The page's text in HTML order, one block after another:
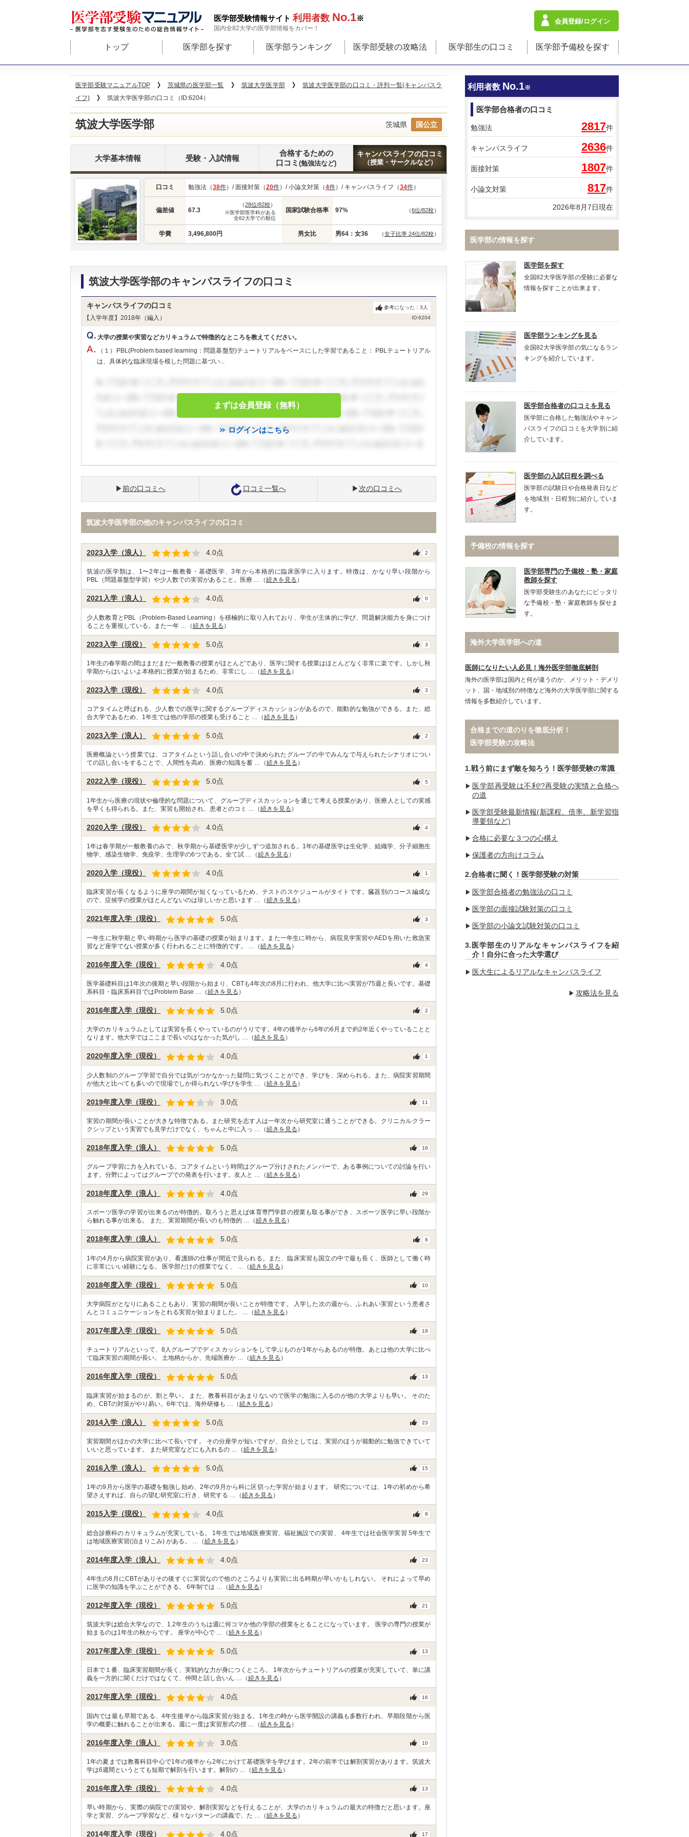
医学部受験情報サイト 利用者数 No.1※
国内全82大学の医学部情報をカバー！
会員登録/ログイン
トップ 医学部を探す 医学部ランキング 医学部受験の攻略法 医学部生の口コミ 医学部予備校を探す
医学部受験マニュアルTOP 茨城県の医学部一覧 筑波大学医学部
筑波大学医学部の口コミ・評判一覧(キャンパスラ
イフ)
筑波大学医学部の口コミ（ID:6204）
筑波大学医学部 茨城県 国公立
大学基本情報 受験・入試情報
合格するための
口コミ (勉強法など)
キャンパスライフの口コミ
（授業・サークルなど）
口コミ 勉強法（38件）/ 面接対策（20件）/ 小論文対策（4件）/ キャンパスライフ（34件）
偏差値 67.3
（28位/82校）
※医学部医学科がある
全82大学での順位
国家試験合格率 97% （6位/82校）
学費 3,496,800円 男女比 男64：女36 （女子比率 24位/82校）
筑波大学医学部のキャンパスライフの口コミ
キャンパスライフの口コミ
【入学年度】2018年（編入） ID:6204
参考になった： 3 人
大学の授業や実習などカリキュラムで特徴的なところを教えてください。
（１）PBL(Problem based learning：問題基盤型)テュートリアルをベースにした学習であること： PBLテュートリアル
は、具体的な臨床現場を模した問題に基づい...
まずは会員登録（無料）
ログインはこちら
前の口コミへ 口コミ一覧へ 次の口コミへ
筑波大学医学部の他のキャンパスライフの口コミ
2023入学（浪人） 4.0点 2
筑波の医学類は、1〜2年は一般教養・基礎医学、3年から本格的に臨床医学に入ります。特徴は、かなり早い段階から
PBL（問題基盤型学習）や少人数での実習があること。医療 …（続きを見る ）
2021入学（浪人） 4.0点 0
少人数教育とPBL（Problem-Based Learning）を積極的に取り入れており、学生が主体的に学び、問題解決能力を身につけ
ることを重視している。また一年 …（続きを見る ）
2023入学（現役） 5.0点 3
1年生の春学期の間はまだまだ一般教養の授業がほとんどであり、医学に関する授業はほとんどなく非常に楽です。しかし秋
学期からはいよいよ本格的に授業が始まるため、非常にし …（続きを見る ）
2023入学（現役） 4.0点 3
コアタイムと呼ばれる、少人数での医学に関するグループディスカッションがあるので、能動的な勉強ができる。また、総
合大学であるため、1年生では他の学部の授業も受けること …（続きを見る ）
2023入学（浪人） 5.0点 2
医療概論という授業では、コアタイムという話し合いの中で決められたグループの中でみんなで与えられたシナリオについ
ての話し合いをすることで、人間性を高め、医療の知識を蓄 …（続きを見る ）
2022入学（現役） 5.0点 5
1年生から医療の現状や倫理的な問題について、グループディスカッションを通じて考える授業があり、医療人としての実感
を早くも得られる。また、実習も開始され、患者とのコミ …（続きを見る ）
2020入学（現役） 4.0点 4
1年は春学期が一般教養のみで、秋学期から基礎医学が少しずつ追加される。1年の基礎医学は生化学、組織学、分子細胞生
物学、感染生物学、免疫学、生理学の6つである。全て試 …（続きを見る ）
2020入学（現役） 4.0点 1
臨床実習が長くなるように座学の期間が短くなっているため、テストのスケジュールがタイトです。臓器別のコース編成な
ので、症候学の授業がほとんどないのは珍しいかと思います …（続きを見る ）
2021年度入学（現役） 5.0点 3
一年生に秋学期と早い時期から医学の基礎の授業が始まります。また一年生に時から、病院見学実習やAEDを用いた救急実
習など座学でない授業が多く行われることに特徴的です。 …（続きを見る ）
2016年度入学（現役） 4.0点 4
医学基礎科目は1年次の後期と早い段階から始まり、CBTも4年次の8月に行われ、他大学に比べ実習が75週と長いです。基礎
系科目・臨床系科目ではProblem Base …（続きを見る ）
2016年度入学（現役） 5.0点 2
大学のカリキュラムとしては実習を長くやっているのがうりです。4年の後半から6年の6月まで約2年近くやっていることと
なります。他大学ではここまで長いのはなかった気がし …（続きを見る ）
2020年度入学（現役） 4.0点 1
少人数制のグループ学習で自分では気がつかなかった疑問に気づくことができ、学びを、深められる。また、病院実習期間
が他大と比べても多いので現場でしか得られない学びを学生 …（続きを見る ）
2019年度入学（現役） 3.0点 11
実習の期間が長いことが大きな特徴である。また研究を志す人は一年次から研究室に通うことができる。クリニカルクラー
クシップという実習でも見学だけでなく、ちゃんと中に入っ …（続きを見る ）
2018年度入学（浪人） 5.0点 16
グループ学習に力を入れている。コアタイムという時間はグループ分けされたメンバーで、ある事例についての討論を行い
ます。分野によってはグループでの発表を行います。友人と …（続きを見る ）
2018年度入学（浪人） 4.0点 29
スポーツ医学の学習が出来るのが特徴的。取ろうと思えば体育専門学群の授業も取る事ができ、スポーツ医学に早い段階か
ら触れる事が出来る。 また、実習期間が長いのも特徴的 …（続きを見る ）
2018年度入学（浪人） 5.0点 8
1年の4月から病院実習があり、看護師の仕事が間近で見られる。また、臨床実習も国立の中で最も長く、医師として働く時
に非常にいい経験になる。 医学部だけの授業でなく、 …（続きを見る ）
2018年度入学（現役） 5.0点 10
大学病院がとなりにあることもあり、実習の期間が長いことが特徴です。 入学した次の週から、ふれあい実習という患者さ
んとコミュニケーションをとれる実習が始まりました。 …（続きを見る ）
2017年度入学（現役） 5.0点 18
チュートリアルといって、8人グループでディスカッションをして学ぶものが1年からあるのが特徴。あとは他の大学に比べ
て臨床実習の期間が長い。 土地柄からか、先端医療か …（続きを見る ）
2016年度入学（現役） 5.0点 13
臨床実習が始まるのが、割と早い。 また、教養科目があまりないので医学の勉強に入るのが他の大学よりも早い。 そのた
め、CBTの対策がやり易い。6年では、海外研修も …（続きを見る ）
2014入学（浪人） 5.0点 23
実習期間がほかの大学に比べて長いです。 その分座学が短いですが、自分としては、実習のほうが能動的に勉強できていて
いいと思っています。 また研究室などにも入れるの …（続きを見る ）
2016入学（浪人） 5.0点 15
1年の9月から医学の基礎を勉強し始め、2年の9月から科に区切った学習が始まります。 研究については、1年の初めから希
望さえすれば、自らの望む研究室に行き、研究する …（続きを見る ）
2015入学（現役） 4.0点 8
総合診療科のカリキュラムが充実している。 1年生では地域医療実習、福祉施設での実習、 4年生では社会医学実習 5年生で
は地域医療実習(泊まりこみ) がある。 …（続きを見る ）
2014年度入学（浪人） 4.0点 23
4年生の8月にCBTがありその後すぐに実習なので他のところよりも実習に出る時期が早いかもしれない。 それによって早め
に医学の知識を学ぶことができる。 6年制では …（続きを見る ）
2012年度入学（現役） 5.0点 21
筑波大学は総合大学なので、1.2年生のうちは週に何コマか他の学部の授業をとることになっています。 医学の専門の授業が
始まるのは1年生の秋からです。 座学が中心で …（続きを見る ）
2017年度入学（現役） 5.0点 13
日本で１番、臨床実習期間が長く、実戦的な力が身につくところ。 1年次からチュートリアルの授業が充実していて、単に講
義を一方的に聞くだけではなくて、仲間と話し合いん …（続きを見る ）
2017年度入学（現役） 4.0点 16
国内では最も早期である、4年生後半から臨床実習が始まる。1年生の時から医学開設の講義も多数行われ、早期段階から医
学の概要に触れることが出来る。週に一度は実習形式の授 …（続きを見る ）
2016年度入学（浪人） 3.0点 10
1年の夏までは教養科目中心で1年の後半から2年にかけて基礎医学を学びます。2年の前半では解剖実習があります。筑波大
学は6週間というとても短期で解剖を行います。解剖の …（続きを見る ）
2016年度入学（現役） 4.0点 13
早い時期から、実際の病院での実習や、解剖実習などを行えることが、大学のカリキュラムの最大の特徴だと思います。座
学と実習、グループ学習など、様々なパターンの講義で、た …（続きを見る ）
2014年度入学（現役） 4.0点 17
利用者数 No.1※
医学部合格者の口コミ
勉強法 2817件
キャンパスライフ 2636件
面接対策 1807件
小論文対策 817件
2026年8月7日現在
医学部の情報を探す
医学部を探す
全国82大学医学部の受験に必要な
情報を探すことが出来ます。
医学部ランキングを見る
全国82大学医学部の気になるラン
キングを紹介しています。
医学部合格者の口コミを見る
医学部に合格した勉強法やキャン
パスライフの口コミを大学別に紹
介しています。
医学部の入試日程を調べる
医学部の試験日や合格発表日など
を地域別・日程別に紹介していま
す。
予備校の情報を探す
医学部専門の予備校・塾・家庭
教師を探す
医学部受験生のあなたにピッタリ
な予備校・塾・家庭教師を探せま
す。
海外大学医学部への道
医師になりたい人必見！海外医学部徹底解剖
海外の医学部は国内と何が違うのか、メリット・デメリ
ット、国・地域別の特徴など海外の大学医学部に関する
情報を多数紹介しています。
合格までの道のりを徹底分析！
医学部受験の攻略法
1.戦う前にまず敵を知ろう！医学部受験の常識
医学部再受験は不利!?再受験の実情と合格へ
の道
医学部受験最新情報(新課程、倍率、新学習指
導要領など)
合格に必要な３つの心構え
保護者の方向けコラム
2.合格者に聞く！医学部受験の対策
医学部合格者の勉強法の口コミ
医学部の面接試験対策の口コミ
医学部の小論文試験対策の口コミ
3.医学部生のリアルなキャンパスライフを紹
介！自分に合った大学選び
医大生によるリアルなキャンパスライフ
攻略法を見る